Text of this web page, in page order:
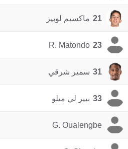
21 ماكسيم لوبيز
23
R. Matondo
31 سمير شرقي
33 بيير لي ميلو
G. Oualengbe